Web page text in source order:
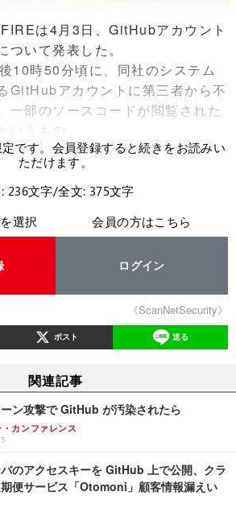
は4月3日、GitHubアカウント
いて発表した。
10時50分頃に、同社のシステム
GitHubアカウントに第三者から不
一部のソースコードが閲覧された
うもの。
です。会員登録すると続きをお読みい
ただけます。
236文字/全文: 375文字
選択
会員の方はこちら
ログイン
《ScanNetSecurity》
ポスト 送る
関連記事
ン攻撃で GitHub が汚染されたら
カンファレンス
のアクセスキーを GitHub 上で公開、クラ
便サービス「Otomoni」顧客情報漏えい